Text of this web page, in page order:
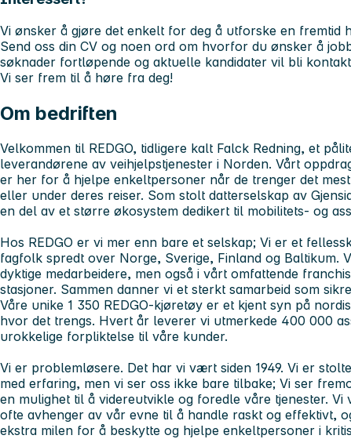
Vi ønsker å gjøre det enkelt for deg å utforske en fremtid
Send oss din CV og noen ord om hvorfor du ønsker å
søknader fortløpende og aktuelle kandidater vil bli
Vi ser frem til å høre fra deg!
Om bedriften
Velkommen til REDGO, tidligere kalt Falck Redning, et
leverandørene av veihjelpstjenester i Norden. Vårt
er her for å hjelpe enkeltpersoner når de trenger det
eller under deres reiser. Som stolt datterselskap av
en del av et større økosystem dedikert til mobilitets- og
Hos REDGO er vi mer enn bare et selskap; Vi er et
fagfolk spredt over Norge, Sverige, Finland og Baltikum.
dyktige medarbeidere, men også i vårt omfattende
stasjoner. Sammen danner vi et sterkt samarbeid som
Våre unike 1 350 REDGO-kjøretøy er et kjent syn på
hvor det trengs. Hvert år leverer vi utmerkede 400 000
urokkelige forpliktelse til våre kunder.
Vi er problemløsere. Det har vi vært siden 1949. Vi er
med erfaring, men vi ser oss ikke bare tilbake; Vi ser
en mulighet til å videreutvikle og foredle våre tjenester.
ofte avhenger av vår evne til å handle raskt og effektivt,
ekstra milen for å beskytte og hjelpe enkeltpersoner i